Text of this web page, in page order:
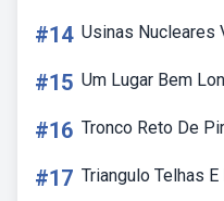
#14 Usinas Nucleares
#15 Um Lugar Bem
#16 Tronco Reto De
#17 Triangulo Telhas